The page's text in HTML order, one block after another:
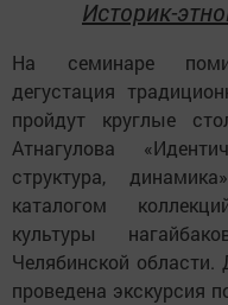
Историк-
На семинаре
дегустация
пройдут круглые
Атнагулова
структура,
каталогом
культуры
Челябинской области.
проведена экскурсия